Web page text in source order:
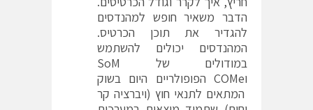
הדבר משאיר חופש למהנדסים
להגדיר את תוכן הכרטיס.
המהנדסים יכולים להשתמש
במודולים של SoM
וCOMe הפופולריים היום בשוק
המתאים לתנאי חוץ (ויברציה קר